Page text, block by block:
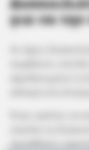
για να
προσθέσεις